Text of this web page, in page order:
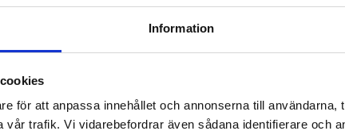
Information
för att anpassa innehållet och annonserna till användarna,
vår trafik. Vi vidarebefordrar även sådana identifierare och